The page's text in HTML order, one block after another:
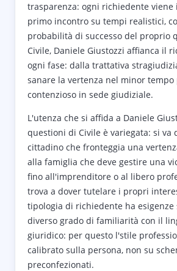
trasparenza: ogni richiedente
primo incontro su tempi realistici,
probabilità di successo del proprio
Civile, Daniele Giustozzi affianca il
ogni fase: dalla trattativa
sanare la vertenza nel minor
contenzioso in sede giudiziale.
L'utenza che si affida a Daniele
questioni di Civile è variegata: si va
cittadino che fronteggia una
alla famiglia che deve gestire una
fino all'imprenditore o al libero
trova a dover tutelare i propri
tipologia di richiedente ha esigenze
diverso grado di familiarità con il
giuridico: per questo l'stile
calibrato sulla persona, non su
preconfezionati.